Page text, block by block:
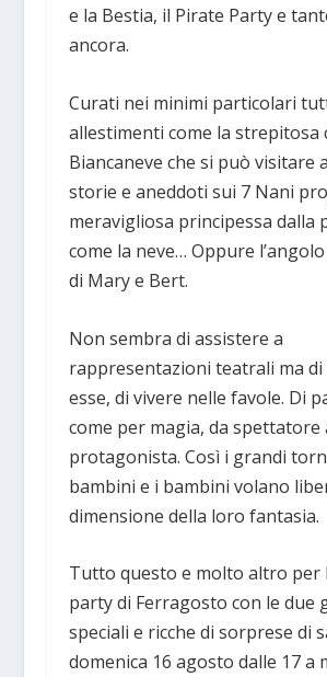
e la Bestia, il Pirate Party e
ancora.
Curati nei minimi particolari
allestimenti come la strepitosa
Biancaneve che si può visitare
storie e aneddoti sui 7 Nani
meravigliosa principessa dalla
come la neve… Oppure
di Mary e Bert.
Non sembra di assistere a
rappresentazioni teatrali ma
esse, di vivere nelle favole. Di
come per magia, da spettatore
protagonista. Così i grandi
bambini e i bambini volano
dimensione della loro fantasia.
Tutto questo e molto altro per
party di Ferragosto con le due
speciali e ricche di sorprese di
domenica 16 agosto dalle 17 a